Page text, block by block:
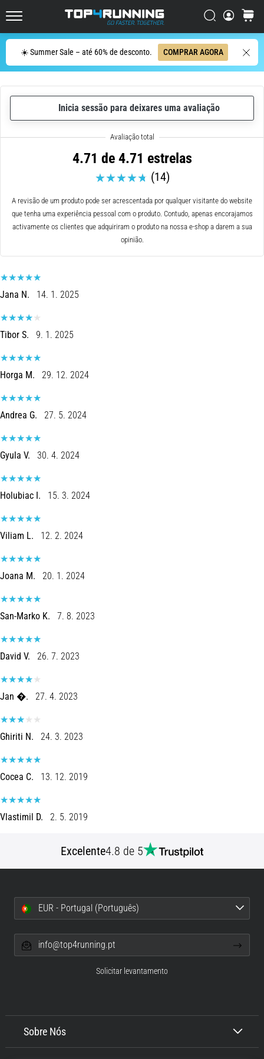
☀️ Summer Sale – até 60% de desconto. COMPRAR AGORA
Procurar
cesto
Procurar
resumido
em
frase:
dói,
mas
vale
pena!
Que
tipos
de…
8 minutos lendo
Corrida
vaivém
e
teste
beep:
O
que
e
como
são
Na
prática,
shuttle
run
a
velocidade,
agilidade
e
mudanças
de
Como
realizado
corretamente,
6. 8. 2026
•
de
Tratamento
Prevenção
de
corredor,
do
trato
Inicia sessão para deixares uma avaliação
4.71 de 4.71 estrelas
(14)
A revisão de um produto pode ser acrescentada por qualquer visitante do website
que tenha uma experiência pessoal com o produto. Contudo, apenas encorajamos
activamente os clientes que adquiriram o produto na nossa e-shop a darem a sua
opinião.
Jana N. 14. 1. 2025
Tibor S. 9. 1. 2025
Horga M. 29. 12. 2024
Andrea G. 27. 5. 2024
Gyula V. 30. 4. 2024
Holubiac I. 15. 3. 2024
Viliam L. 12. 2. 2024
Joana M. 20. 1. 2024
San-Marko K. 7. 8. 2023
David V. 26. 7. 2023
Jan �. 27. 4. 2023
Ghiriti N. 24. 3. 2023
Cocea C. 13. 12. 2019
Vlastimil D. 2. 5. 2019
Excelente4.8 de 5
Sobre Nós
EUR - Portugal (Português)
info@top4running.pt
Solicitar levantamento